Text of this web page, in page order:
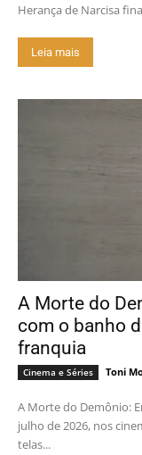
Herança de Narcisa
Leia mais
A Morte do
com o banho
franquia
Cinema e Séries Toni
A Morte do Demônio:
julho de 2026, nos
telas...